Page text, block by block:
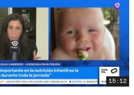
15:12